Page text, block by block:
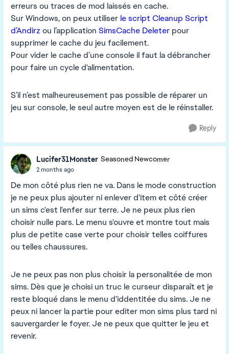
erreurs ou traces de mod laissés en cache.
Sur Windows, on peux utiliser le script Cleanup Script
d’Andirz ou l’application SimsCache Deleter pour
supprimer le cache du jeu facilement.
Pour vider le cache d’une console il faut la débrancher
pour faire un cycle d'alimentation.
S’il n’est malheureusement pas possible de réparer un
jeu sur console, le seul autre moyen est de le réinstaller.
Reply
Lucifer31Monster Seasoned Newcomer
2 months ago
De mon côté plus rien ne va. Dans le mode construction
je ne peux plus ajouter ni enlever d'item et côté créer
un sims c'est l'enfer sur terre. Je ne peux plus rien
choisir nulle pars. Le menu s'ouvre et montre tout mais
plus de petite case verte pour choisir telles coiffures
ou telles chaussures.
Je ne peux pas non plus choisir la personalitée de mon
sims. Dès que je choisi un truc le curseur disparaît et je
reste bloqué dans le menu d'iddentitée du sims. Je ne
peux ni lancer la partie pour editer mon sims plus tard ni
sauvergarder le foyer. Je ne peux que quitter le jeu et
revenir.